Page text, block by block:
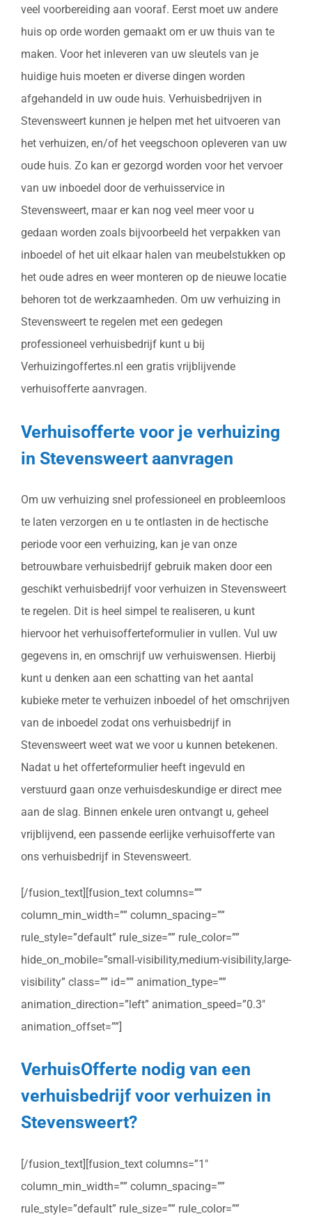
veel voorbereiding aan vooraf. Eerst moet uw andere
huis op orde worden gemaakt om er uw thuis van te
maken. Voor het inleveren van uw sleutels van je
huidige huis moeten er diverse dingen worden
afgehandeld in uw oude huis. Verhuisbedrijven in
Stevensweert kunnen je helpen met het uitvoeren van
het verhuizen, en/of het veegschoon opleveren van uw
oude huis. Zo kan er gezorgd worden voor het vervoer
van uw inboedel door de verhuisservice in
Stevensweert, maar er kan nog veel meer voor u
gedaan worden zoals bijvoorbeeld het verpakken van
inboedel of het uit elkaar halen van meubelstukken op
het oude adres en weer monteren op de nieuwe locatie
behoren tot de werkzaamheden. Om uw verhuizing in
Stevensweert te regelen met een gedegen
professioneel verhuisbedrijf kunt u bij
Verhuizingoffertes.nl een gratis vrijblijvende
verhuisofferte aanvragen.
Verhuisofferte voor je verhuizing
in Stevensweert aanvragen
Om uw verhuizing snel professioneel en probleemloos
te laten verzorgen en u te ontlasten in de hectische
periode voor een verhuizing, kan je van onze
betrouwbare verhuisbedrijf gebruik maken door een
geschikt verhuisbedrijf voor verhuizen in Stevensweert
te regelen. Dit is heel simpel te realiseren, u kunt
hiervoor het verhuisofferteformulier in vullen. Vul uw
gegevens in, en omschrijf uw verhuiswensen. Hierbij
kunt u denken aan een schatting van het aantal
kubieke meter te verhuizen inboedel of het omschrijven
van de inboedel zodat ons verhuisbedrijf in
Stevensweert weet wat we voor u kunnen betekenen.
Nadat u het offerteformulier heeft ingevuld en
verstuurd gaan onze verhuisdeskundige er direct mee
aan de slag. Binnen enkele uren ontvangt u, geheel
vrijblijvend, een passende eerlijke verhuisofferte van
ons verhuisbedrijf in Stevensweert.
[/fusion_text][fusion_text columns=””
column_min_width=”” column_spacing=””
rule_style=”default” rule_size=”” rule_color=””
hide_on_mobile=”small-visibility,medium-visibility,large-
visibility” class=”” id=”” animation_type=””
animation_direction=”left” animation_speed=”0.3″
animation_offset=””]
VerhuisOfferte nodig van een
verhuisbedrijf voor verhuizen in
Stevensweert?
[/fusion_text][fusion_text columns=”1″
column_min_width=”” column_spacing=””
rule_style=”default” rule_size=”” rule_color=””